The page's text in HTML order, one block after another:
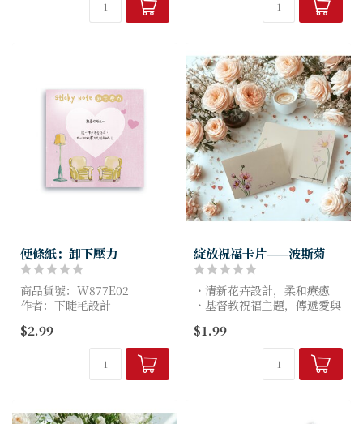
便條紙：卸下壓力
商品貨號：W877E02
作者：下睫毛設計
$2.99
綻放祝福卡片——波斯菊
・清新花卉設計，柔和療癒
・基督教祝福主題，傳遞愛與
・內頁可書寫，寫下專屬祝福
・適合送禮、關懷、節慶使用
$1.99